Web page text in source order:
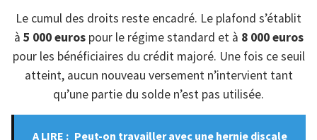
Le cumul des droits reste encadré. Le plafond s’établit
à 5 000 eurospour le régime standard et à 8 000 euros
pour les bénéficiaires du crédit majoré. Une fois ce seuil
atteint, aucun nouveau versement n’intervient tant
qu’une partie du solde n’est pas utilisée.
A LIRE : Peut-on travailler avec une hernie discale